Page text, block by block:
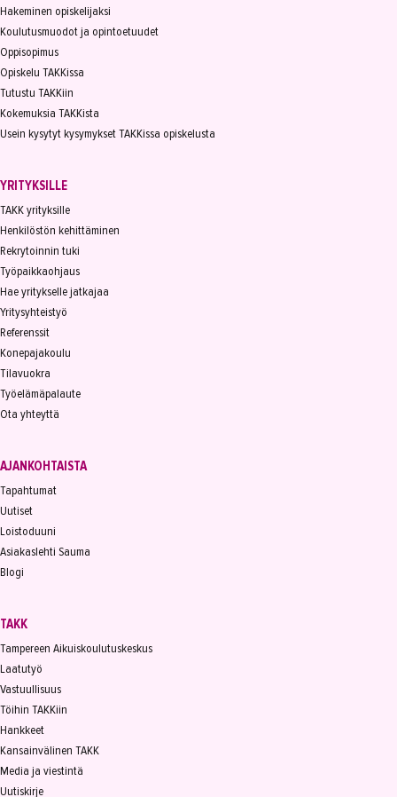
Hakeminen opiskelijaksi
Koulutusmuodot ja opintoetuudet
Oppisopimus
Opiskelu TAKKissa
Tutustu TAKKiin
Kokemuksia TAKKista
Usein kysytyt kysymykset TAKKissa opiskelusta
YRITYKSILLE
TAKK yrityksille
Henkilöstön kehittäminen
Rekrytoinnin tuki
Työpaikkaohjaus
Hae yritykselle jatkajaa
Yritysyhteistyö
Referenssit
Konepajakoulu
Tilavuokra
Työelämäpalaute
Ota yhteyttä
AJANKOHTAISTA
Tapahtumat
Uutiset
Loistoduuni
Asiakaslehti Sauma
Blogi
TAKK
Tampereen Aikuiskoulutuskeskus
Laatutyö
Vastuullisuus
Töihin TAKKiin
Hankkeet
Kansainvälinen TAKK
Media ja viestintä
Uutiskirje